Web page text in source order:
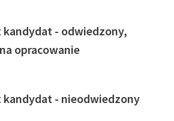
kandydat - odwiedzony,
opracowanie
kandydat - nieodwiedzony